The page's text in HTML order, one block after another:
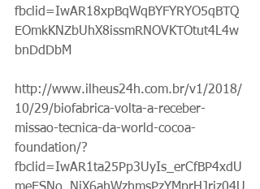
fbclid=IwAR18xpBqWqBYFYRYO5qBTQ
EOmkKNZbUhX8issmRNOVKTOtut4L4w
bnDdDbM
http://www.ilheus24h.com.br/v1/2018/
10/29/biofabrica-volta-a-receber-
missao-tecnica-da-world-cocoa-
foundation/?
fbclid=IwAR1ta25Pp3UyIs_erCfBP4xdU